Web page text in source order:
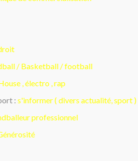
/ Basketball / football
, électro , rap
: s'informer ( divers actualité, sport )
professionnel